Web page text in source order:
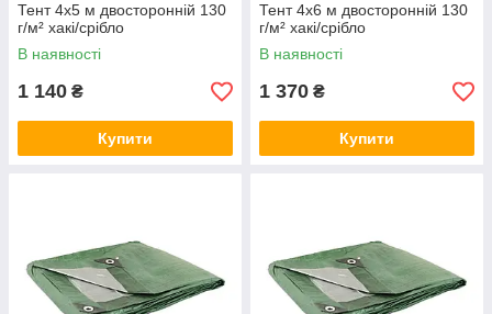
Тент 4х5 м двосторонній 130
г/м² хакі/срібло
В наявності
1 140 ₴
Купити
Тент 4х6 м двосторонній 130
г/м² хакі/срібло
В наявності
1 370 ₴
Купити